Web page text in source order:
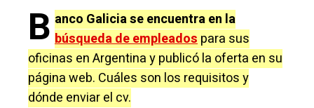
B anco Galicia se encuentra en la
búsqueda de empleadospara sus
oficinas en Argentina y publicó la oferta en su
página web. Cuáles son los requisitos y
dónde enviar el cv.